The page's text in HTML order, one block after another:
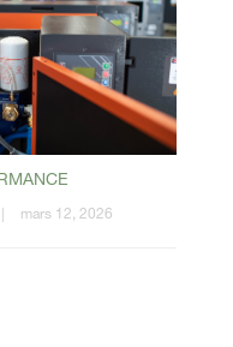
| mars 12, 2026